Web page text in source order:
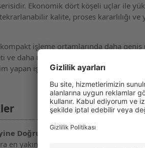
Ekonomik dört köşeli uçlar ile
kalite, proses kararlılığı ve
işleme ortamlarında daha
ve daha uzun kesici uç kullanım süresi
yapan işletmeler için önemli bir avantaj
Doğrudan Soğutma Sıvısı
en yakın noktadan iletilmesi, kesme